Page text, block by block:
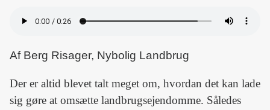
Af Berg Risager, Nybolig Landbrug
Der er altid blevet talt meget om, hvordan det kan lade
sig gøre at omsætte landbrugsejendomme. Således